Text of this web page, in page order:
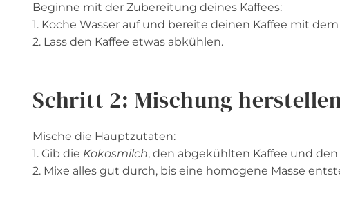
Beginne mit der Zubereitung deines Kaffees:
1. Koche Wasser auf und bereite deinen Kaffee mit
2. Lass den Kaffee etwas abkühlen.
Schritt 2: Mischung
Mische die Hauptzutaten:
1. Gib die Kokosmilch, den abgekühlten Kaffee und den
2. Mixe alles gut durch, bis eine homogene Masse